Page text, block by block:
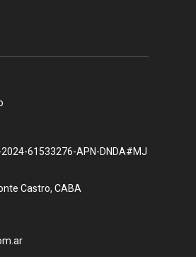
61533276-APN-DNDA#MJ
Castro, CABA